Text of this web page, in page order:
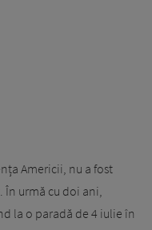
Americii, nu a fost
urmă cu doi ani,
la o paradă de 4 iulie în